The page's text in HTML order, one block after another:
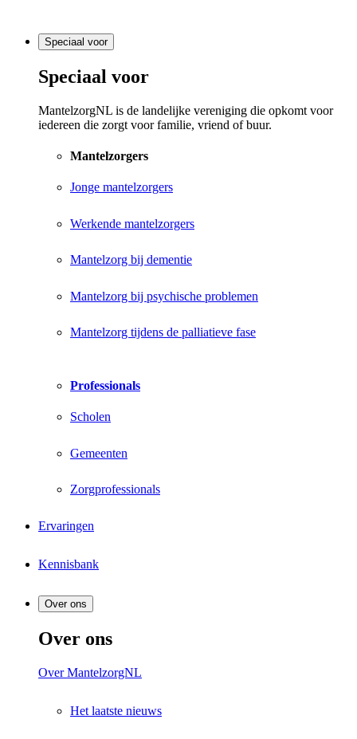
Speciaal voor
Speciaal voor
MantelzorgNL is de landelijke vereniging die opkomt voor
iedereen die zorgt voor familie, vriend of buur.
Mantelzorgers
Jonge mantelzorgers
Werkende mantelzorgers
Mantelzorg bij dementie
Mantelzorg bij psychische problemen
Mantelzorg tijdens de palliatieve fase
Professionals
Scholen
Gemeenten
Zorgprofessionals
Ervaringen
Kennisbank
Over ons
Over ons
Over MantelzorgNL
Het laatste nieuws